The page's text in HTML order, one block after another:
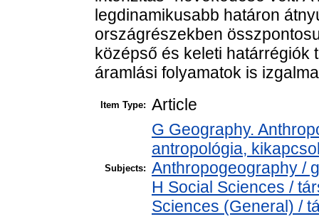
legdinamikusabb határon
országrészekben
középső és keleti határrégiók
áramlási folyamatok is
Item Type: Article
Subjects:
G Geography.
antropológia,
Anthropogeography /
H Social Sciences /
Sciences (General) /